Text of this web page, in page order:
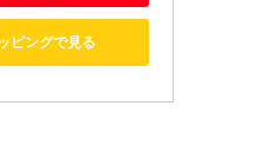
ピングで見る